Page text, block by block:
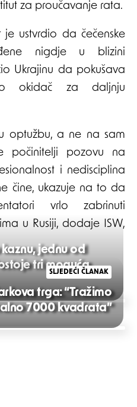
za proučavanje rata.
ustvrdio da čečenske
nigdje u blizini
Ukrajinu da pokušava
okidač za daljnju
optužbu, a ne na sam
počinitelji pozovu na
i nedisciplina
čine, ukazuje na to da
vrlo zabrinuti
u Rusiji, dodaje ISW,
jednu od
tri moguća
SLJEDEĆI ČLANAK
trga: “Tražimo
7000 kvadrata”